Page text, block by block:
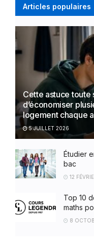
Articles populaires
Cette astuce toute
d’économiser
logement chaque
5 JUILLET 2026
Étudier
bac
12
Top 10
maths
8